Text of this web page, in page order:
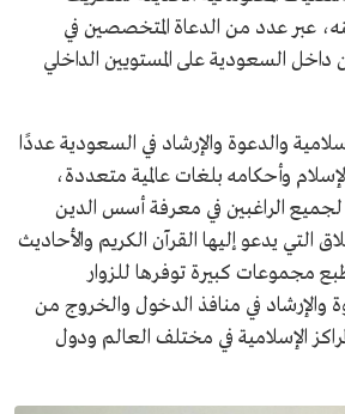
عبر عدد من الدعاة المتخصصين في
داخل السعودية على المستويين الداخلي
والدعوة والإرشاد في السعودية عددًا
وأحكامه بلغات عالمية متعددة،
لجميع الراغبين في معرفة أسس الدين
التي يدعو إليها القرآن الكريم والأحاديث
مجموعات كبيرة توفرها للزوار
والإرشاد في منافذ الدخول والخروج من
الإسلامية في مختلف العالم ودول